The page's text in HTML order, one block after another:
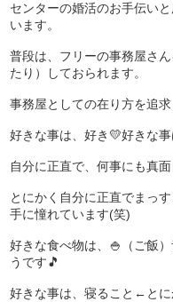
センターの婚活のお手伝い
います。
普段は、フリーの事務屋さ
たり）しておられます。
事務屋としての在り方を追
好きな事は、好き💛好きな
自分に正直で、何事にも真
とにかく自分に正直でまっ
手に憧れています(笑)
好きな食べ物は、🍚（ご飯
うです🎵
好きな事は、寝ること←とに